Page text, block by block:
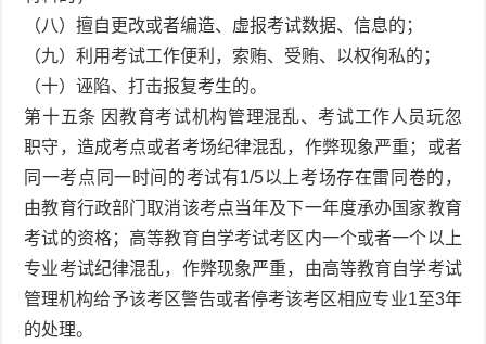
（八）擅自更改或者编造、虚报考试数据、信息的；
（九）利用考试工作便利，索贿、受贿、以权徇私的；
（十）诬陷、打击报复考生的。
第十五条 因教育考试机构管理混乱、考试工作人员玩忽
职守，造成考点或者考场纪律混乱，作弊现象严重；或者
同一考点同一时间的考试有1/5以上考场存在雷同卷的，
由教育行政部门取消该考点当年及下一年度承办国家教育
考试的资格；高等教育自学考试考区内一个或者一个以上
专业考试纪律混乱，作弊现象严重，由高等教育自学考试
管理机构给予该考区警告或者停考该考区相应专业1至3年
的处理。